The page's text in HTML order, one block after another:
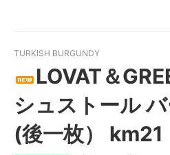
TURKISH BURGUNDY
LOVAT＆
シュストール
(後一枚） km21